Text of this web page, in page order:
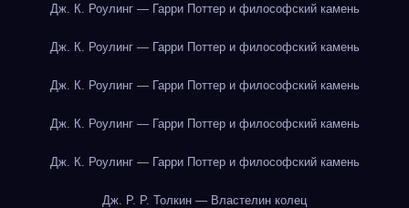
Дж. К. Роулинг — Гарри Поттер и философский камень
Дж. К. Роулинг — Гарри Поттер и философский камень
Дж. К. Роулинг — Гарри Поттер и философский камень
Дж. К. Роулинг — Гарри Поттер и философский камень
Дж. К. Роулинг — Гарри Поттер и философский камень
Дж. Р. Р. Толкин — Властелин колец